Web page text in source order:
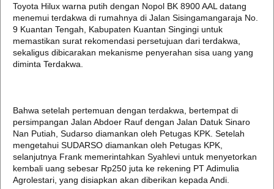
Toyota Hilux warna putih dengan Nopol BK 8900 AAL datang
menemui terdakwa di rumahnya di Jalan Sisingamangaraja No.
9 Kuantan Tengah, Kabupaten Kuantan Singingi untuk
memastikan surat rekomendasi persetujuan dari terdakwa,
sekaligus dibicarakan mekanisme penyerahan sisa uang yang
diminta Terdakwa.
Bahwa setelah pertemuan dengan terdakwa, bertempat di
persimpangan Jalan Abdoer Rauf dengan Jalan Datuk Sinaro
Nan Putiah, Sudarso diamankan oleh Petugas KPK. Setelah
mengetahui SUDARSO diamankan oleh Petugas KPK,
selanjutnya Frank memerintahkan Syahlevi untuk menyetorkan
kembali uang sebesar Rp250 juta ke rekening PT Adimulia
Agrolestari, yang disiapkan akan diberikan kepada Andi.